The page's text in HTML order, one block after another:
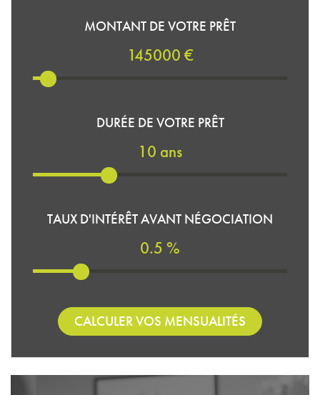
MONTANT DE VOTRE PRÊT
145000 €
DURÉE DE VOTRE PRÊT
10 ans
TAUX D'INTÉRÊT AVANT NÉGOCIATION
0.5 %
CALCULER VOS MENSUALITÉS